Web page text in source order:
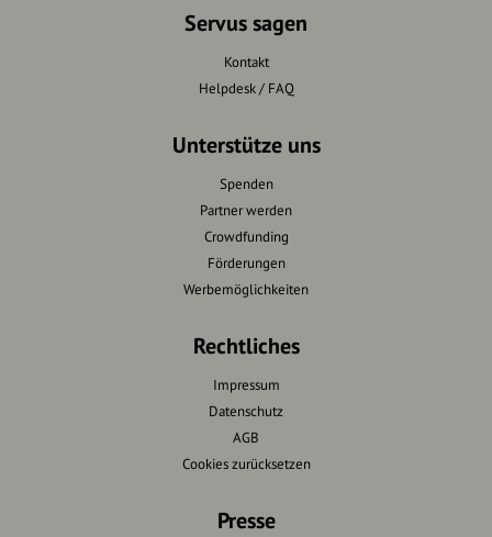
Servus sagen
Kontakt
Helpdesk / FAQ
Unterstütze uns
Spenden
Partner werden
Crowdfunding
Förderungen
Werbemöglichkeiten
Rechtliches
Impressum
Datenschutz
AGB
Cookies zurücksetzen
Presse